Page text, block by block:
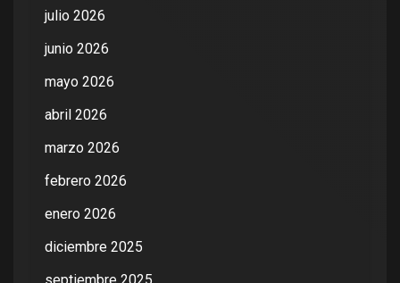
julio 2026
junio 2026
mayo 2026
abril 2026
marzo 2026
febrero 2026
enero 2026
diciembre 2025